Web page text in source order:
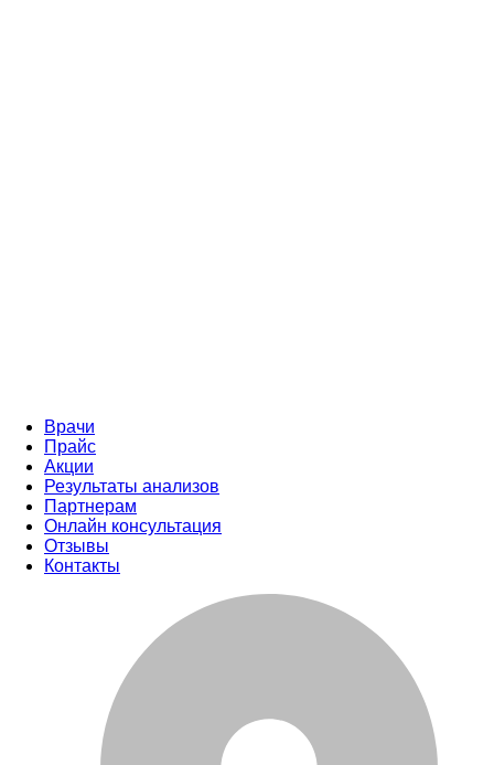
Врачи
Прайс
Акции
Результаты анализов
Партнерам
Онлайн консультация
Отзывы
Контакты